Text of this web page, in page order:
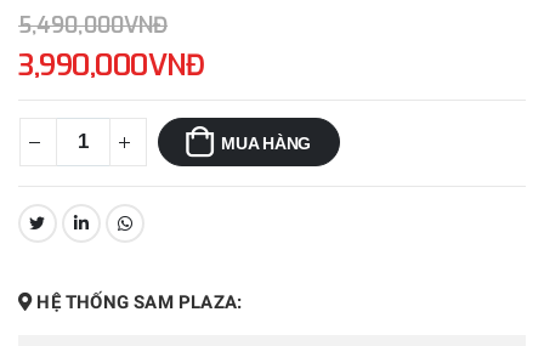
5,490,000VNĐ
3,990,000VNĐ
MUA HÀNG
CHIA SẺ:
HỆ THỐNG SAM PLAZA: